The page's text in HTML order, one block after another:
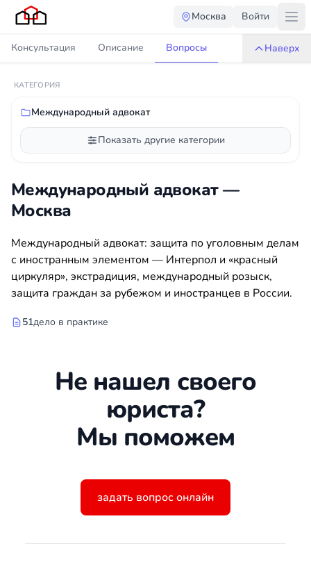
Москва Войти
Консультация Описание Вопросы Наверх
КАТЕГОРИЯ
Международный адвокат
Показать другие категории
Международный адвокат —
Москва
Международный адвокат: защита по уголовным делам
с иностранным элементом — Интерпол и «красный
циркуляр», экстрадиция, международный розыск,
защита граждан за рубежом и иностранцев в России.
51дело в практике
Не нашел своего
юриста?
Мы поможем
задать вопрос онлайн